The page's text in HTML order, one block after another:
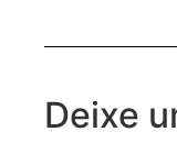
Deixe